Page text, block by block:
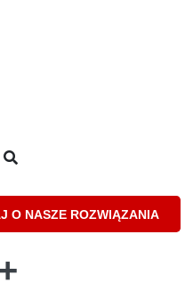
O NASZE ROZWIĄZANIA